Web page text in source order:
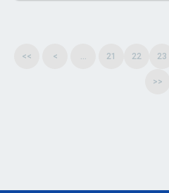
<< < ... 21 22 23
>>